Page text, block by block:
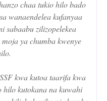
chaa tukio hilo bado
wanaendelea kufanyaa
sabaabu zilizopelekea
ya chumba kwenye
kwa kutoa taarifa kwa
hilo kutokana na kuwahi